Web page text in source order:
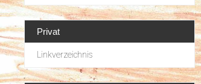
Privat
Linkverzeichnis